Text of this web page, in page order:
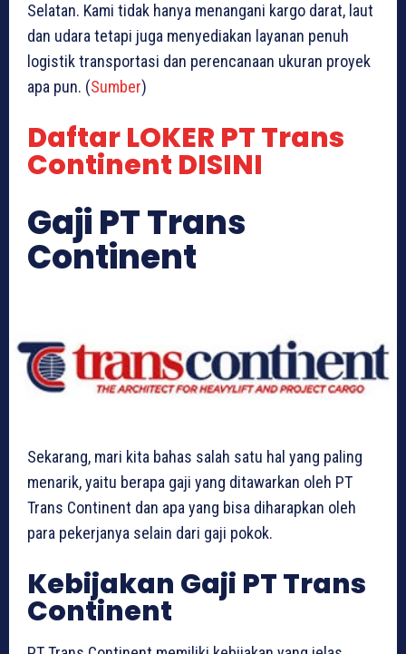
Selatan. Kami tidak hanya menangani kargo darat, laut
dan udara tetapi juga menyediakan layanan penuh
logistik transportasi dan perencanaan ukuran proyek
apa pun. (Sumber)
Daftar LOKER PT Trans
Continent DISINI
Gaji PT Trans
Continent
Sekarang, mari kita bahas salah satu hal yang paling
menarik, yaitu berapa gaji yang ditawarkan oleh PT
Trans Continent dan apa yang bisa diharapkan oleh
para pekerjanya selain dari gaji pokok.
Kebijakan Gaji PT Trans
Continent